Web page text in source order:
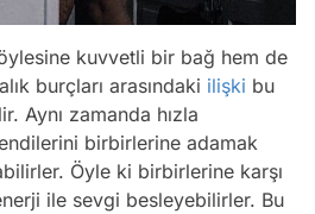
kuvvetli bir bağ hem de
burçları arasındaki ilişki bu
Aynı zamanda hızla
birbirlerine adamak
Öyle ki birbirlerine karşı
ile sevgi besleyebilirler. Bu